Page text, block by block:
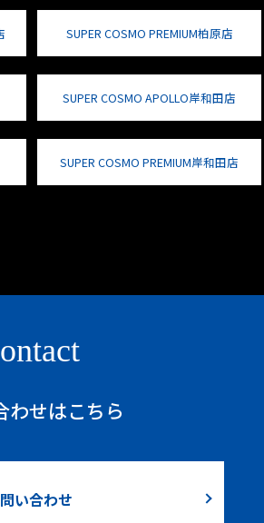
SUPER COSMO PREMIUM柏原店
SUPER COSMO APOLLO岸和田店
SUPER COSMO PREMIUM岸和田店
わせはこちら
い合わせ